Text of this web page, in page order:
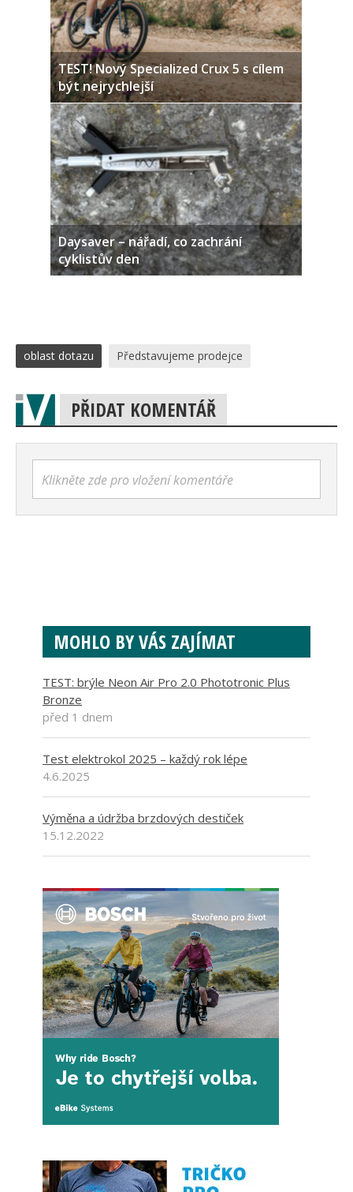
TEST! Nový Specialized Crux 5 s cílem
být nejrychlejší
Daysaver – nářadí, co zachrání
cyklistův den
oblast dotazu Představujeme prodejce
PŘIDAT KOMENTÁŘ
Klikněte zde pro vložení komentáře
MOHLO BY VÁS ZAJÍMAT
TEST: brýle Neon Air Pro 2.0 Phototronic Plus
Bronze
před 1 dnem
Test elektrokol 2025 – každý rok lépe
4.6.2025
Výměna a údržba brzdových destiček
15.12.2022